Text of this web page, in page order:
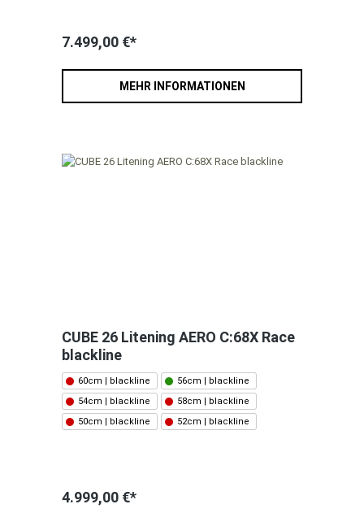
7.499,00 €*
MEHR INFORMATIONEN
CUBE 26 Litening AERO C:68X Race
blackline
60cm | blackline
56cm | blackline
54cm | blackline
58cm | blackline
50cm | blackline
52cm | blackline
4.999,00 €*